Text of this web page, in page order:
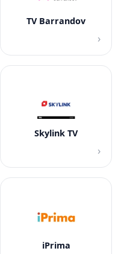
TV Barrandov
›
Skylink TV
›
iPrima